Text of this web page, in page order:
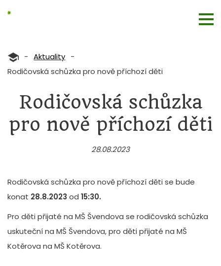
- Aktuality -
Rodičovská schůzka pro nově příchozí děti
Rodičovská schůzka
pro nově příchozí děti
28.08.2023
Rodičovská schůzka pro nově příchozí děti se bude
konat 28.8.2023 od 15:30.
Pro děti přijaté na MŠ Švendova se rodičovská schůzka
uskuteční na MŠ Švendova, pro děti přijaté na MŠ
Kotěrova na MŠ Kotěrova.